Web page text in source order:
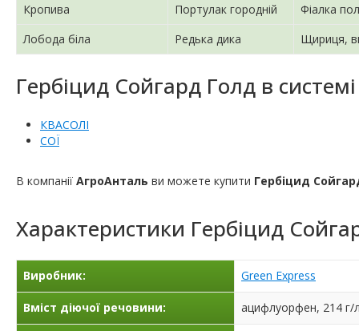
Кропива
Портулак городній
Фіалка
Лобода біла
Редька дика Щириця,
Гербіцид Сойгард Голд в
КВАСОЛІ
СОЇ
В компанії АгроАнталь ви можете купити Гербіцид
Характеристики Гербіцид
Виробник: Green Express
Вміст діючої речовини: ацифлуорфен, 214 г/